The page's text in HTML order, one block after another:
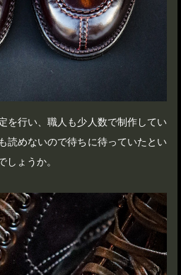
を行い、職人も少人数で制作してい
読めないので待ちに待っていたとい
しょうか。